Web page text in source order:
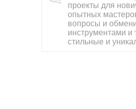
проекты для
опытных
вопросы и
инструментами и
стильные и